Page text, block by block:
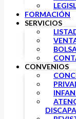
FORMACIÓN
SERVICIOS
CONVENIOS